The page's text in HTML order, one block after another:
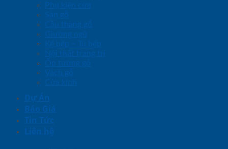
Phụ kiện cửa
Sàn gỗ
Cầu thang gỗ
Giường ngủ
Kệ bếp – Tủ bếp
Nội thất trang trí
Ốp tường gỗ
Vách gỗ
Cửa kính
Dự Án
Báo Giá
Tin Tức
Liên hệ